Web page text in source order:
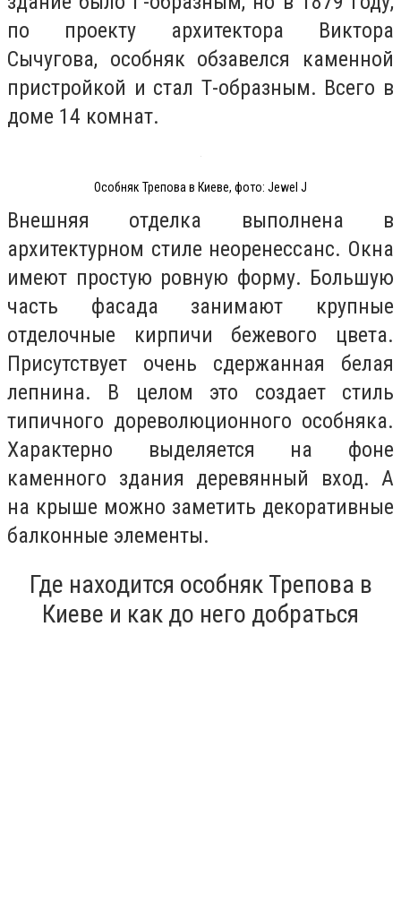
по проекту архитектора Виктора
Сычугова, особняк обзавелся каменной
пристройкой и стал Т-образным. Всего в
доме 14 комнат.
Особняк Трепова в Киеве, фото: Jewel J
Внешняя отделка выполнена в
архитектурном стиле неоренессанс. Окна
имеют простую ровную форму. Большую
часть фасада занимают крупные
отделочные кирпичи бежевого цвета.
Присутствует очень сдержанная белая
лепнина. В целом это создает стиль
типичного дореволюционного особняка.
Характерно выделяется на фоне
каменного здания деревянный вход. А
на крыше можно заметить декоративные
балконные элементы.
Где находится особняк Трепова в
Киеве и как до него добраться